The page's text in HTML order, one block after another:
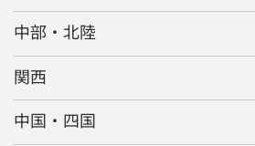
中部・北陸
関西
中国・四国